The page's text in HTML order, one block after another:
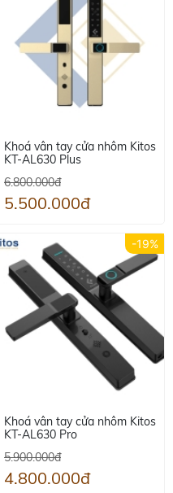
Khoá vân tay cửa nhôm Kitos
KT-AL630 Plus
6.800.000đ
5.500.000đ
Khoá vân tay cửa nhôm Kitos
KT-AL630 Pro
5.900.000đ
4.800.000đ
-19%